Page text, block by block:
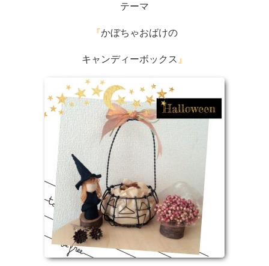
テーマ
『かぼちゃおばけの
キャンディーボックス 』